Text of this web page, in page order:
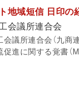
地域短信 日印の
会議所連合会
会議所連合会（九商
進に関する覚書（